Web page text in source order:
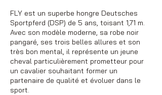
FLY est un superbe hongre Deutsches
Sportpferd (DSP) de 5 ans, toisant 1,71 m.
Avec son modèle moderne, sa robe noir
pangaré, ses trois belles allures et son
très bon mental, il représente un jeune
cheval particulièrement prometteur pour
un cavalier souhaitant former un
partenaire de qualité et évoluer dans le
sport.